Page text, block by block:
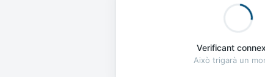
Verificant
Això trigarà un